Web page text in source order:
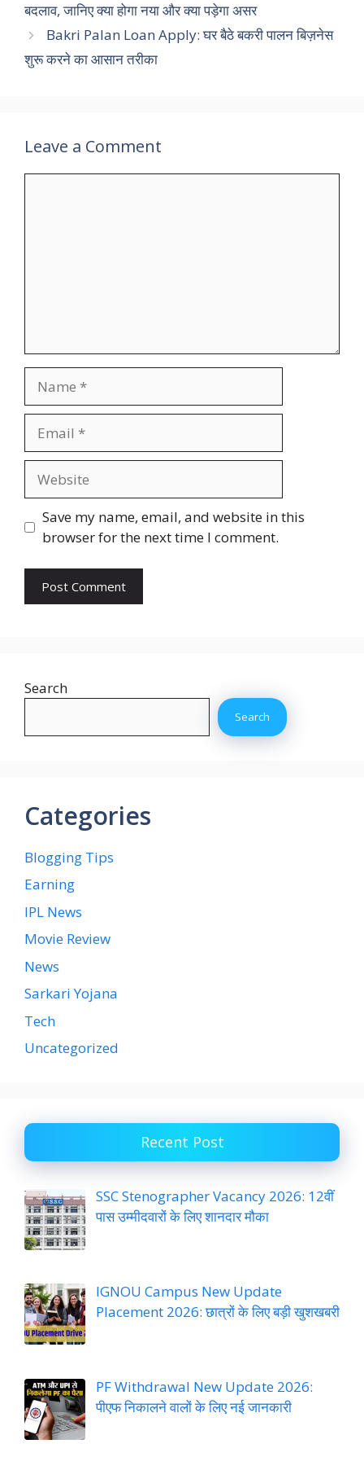
बदलाव, जानिए क्या होगा नया और क्या पड़ेगा असर
Bakri Palan Loan Apply: घर बैठे बकरी पालन बिज़नेस
शुरू करने का आसान तरीका
Leave a Comment
Save my name, email, and website in this
browser for the next time I comment.
Search
Search
Categories
Blogging Tips
Earning
IPL News
Movie Review
News
Sarkari Yojana
Tech
Uncategorized
Recent Post
SSC Stenographer Vacancy 2026: 12वीं
पास उम्मीदवारों के लिए शानदार मौका
IGNOU Campus New Update
Placement 2026: छात्रों के लिए बड़ी खुशखबरी
PF Withdrawal New Update 2026:
पीएफ निकालने वालों के लिए नई जानकारी